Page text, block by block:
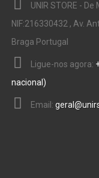
UNIR STORE -
NIF:216330432 , Av.
Braga Portugal
Ligue-nos agora:
nacional)
Email: